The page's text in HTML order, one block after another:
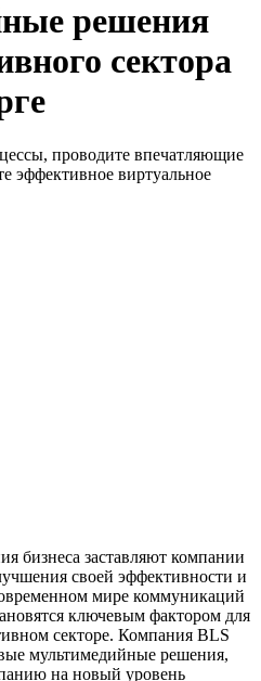
решения
сектора
проводите впечатляющие
эффективное виртуальное
бизнеса заставляют компании
своей эффективности и
мире коммуникаций
ключевым фактором для
секторе. Компания BLS
мультимедийные решения,
на новый уровень